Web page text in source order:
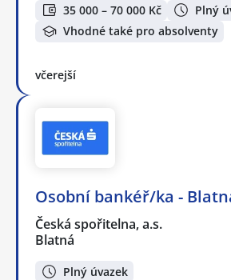
35 000 – 70 000 Kč
Plný
Vhodné také pro absolventy
včerejší
Osobní bankéř/ka -
Česká spořitelna, a.s.
Blatná
Plný úvazek